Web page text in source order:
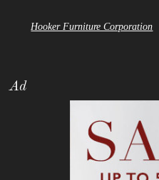
Hooker Furniture Corporation
Ad